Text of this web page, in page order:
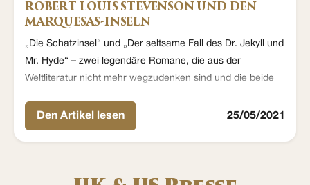
ROBERT LOUIS STEVENSON UND DEN
MARQUESAS-INSELN
„Die Schatzinsel“ und „Der seltsame Fall des Dr. Jekyll und
Mr. Hyde“ – zwei legendäre Romane, die aus der
Weltliteratur nicht mehr wegzudenken sind und die beide
Schriftsteller Robert Louis Stevenson (1850 – 1894).
Obwohl nur 44 Jahre alt wurde, schrieb und reiste er in
Den Artikel lesen 25/05/2021